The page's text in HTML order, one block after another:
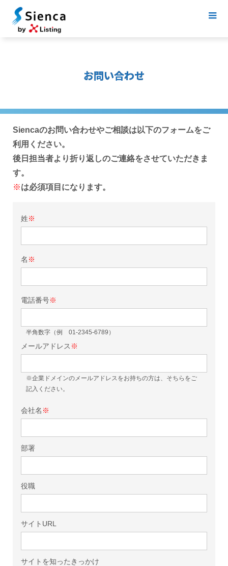
お問い合わせ
Siencaのお問い合わせやご相談は以下のフォームをご
利用ください。
後日担当者より折り返しのご連絡をさせていただきま
す。
※は必須項目になります。
姓※
名 ※
電話番号※
半角数字（例 01-2345-6789）
メールアドレス ※
※企業ドメインのメールアドレスをお持ちの方は、そちらをご
記入ください。
会社名 ※
部署
役職
サイトURL
サイトを知ったきっかけ